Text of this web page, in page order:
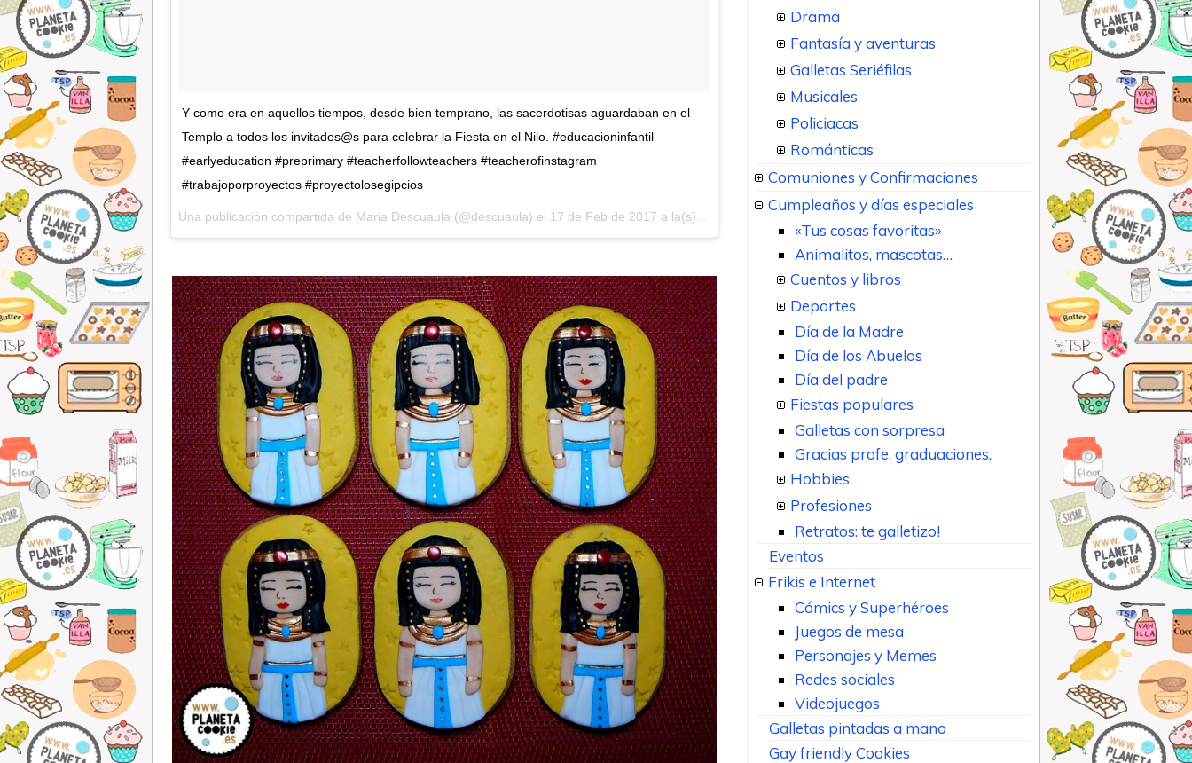
Y como era en aquellos tiempos, desde bien temprano, las sacerdotisas aguardaban en el
Templo a todos los invitados​@s para celebrar la Fiesta en el Nilo. #educacioninfantil
#earlyeducation #preprimary #teacherfollowteachers #teacherofinstagram
#trabajoporproyectos #proyectolosegipcios
Una publicación compartida de Maria Descuaula (@descuaula) el 17 de Feb de 2017 a la(s) 11:24 PST
Drama
Fantasía y aventuras
Galletas Seriéfilas
Musicales
Policiacas
Románticas
Comuniones y Confirmaciones
Cumpleaños y días especiales
«Tus cosas favoritas»
Animalitos, mascotas…
Cuentos y libros
Deportes
Día de la Madre
Día de los Abuelos
Día del padre
Fiestas populares
Galletas con sorpresa
Gracias profe, graduaciones.
Hobbies
Profesiones
Retratos: te galletizo!
Eventos
Frikis e Internet
Cómics y Superhéroes
Juegos de mesa
Personajes y Memes
Redes sociales
Videojuegos
Galletas pintadas a mano
Gay friendly Cookies